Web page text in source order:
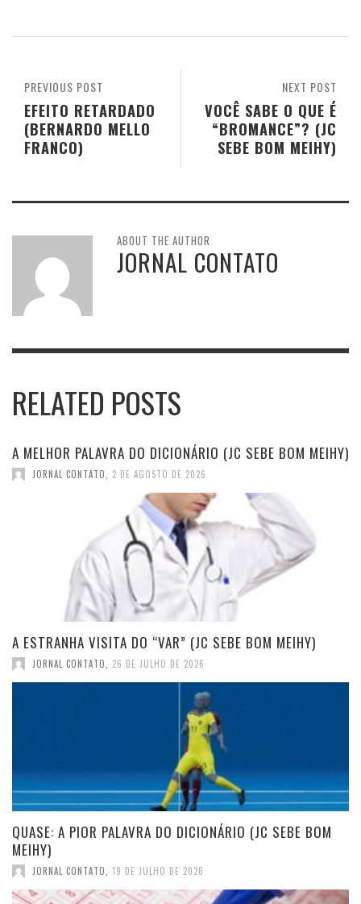
NEXT POST
VOCÊ SABE O QUE É
“BROMANCE”? (JC
SEBE BOM MEIHY)
PREVIOUS POST
EFEITO RETARDADO
(BERNARDO MELLO
FRANCO)
ABOUT THE AUTHOR
JORNAL CONTATO
RELATED POSTS
A MELHOR PALAVRA DO DICIONÁRIO (JC SEBE BOM MEIHY)
JORNAL CONTATO 2 DE AGOSTO DE 2026
A ESTRANHA VISITA DO “VAR” (JC SEBE BOM MEIHY)
JORNAL CONTATO 26 DE JULHO DE 2026
QUASE: A PIOR PALAVRA DO DICIONÁRIO (JC SEBE BOM
MEIHY)
JORNAL CONTATO 19 DE JULHO DE 2026